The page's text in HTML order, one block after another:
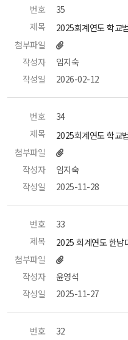
번호
35
제목
2025회계연도 학교
첨부파일
작성자
임지숙
작성일
2026-02-12
번호
34
제목
2025회계연도 학교
첨부파일
작성자
임지숙
작성일
2025-11-28
번호
33
제목
2025 회계연도 한
첨부파일
작성자
윤영석
작성일
2025-11-27
번호
32